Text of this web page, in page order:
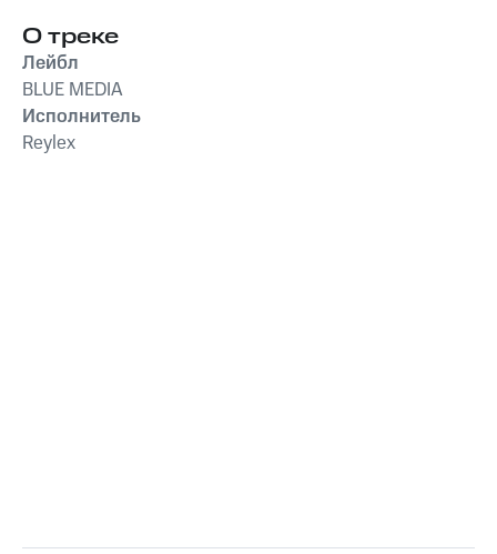
О треке
Лейбл
BLUE MEDIA
Исполнитель
Reylex